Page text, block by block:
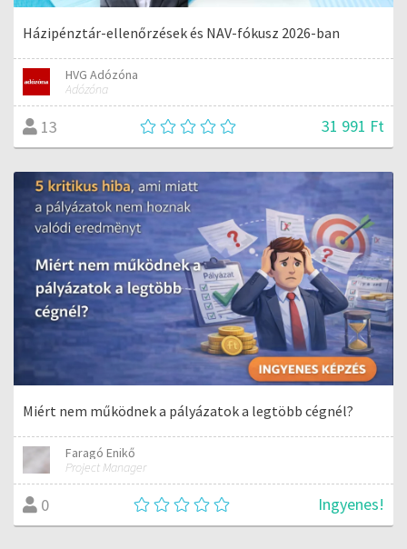
Házipénztár-ellenőrzések és NAV-fókusz 2026-ban
HVG Adózóna
Adózóna
13 31 991 Ft
Miért nem működnek a pályázatok a legtöbb cégnél?
Faragó Enikő
Project Manager
0 Ingyenes!